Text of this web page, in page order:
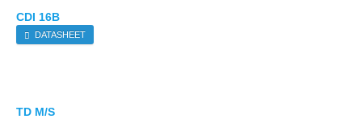
CDI 16B
DATASHEET
TD M/S